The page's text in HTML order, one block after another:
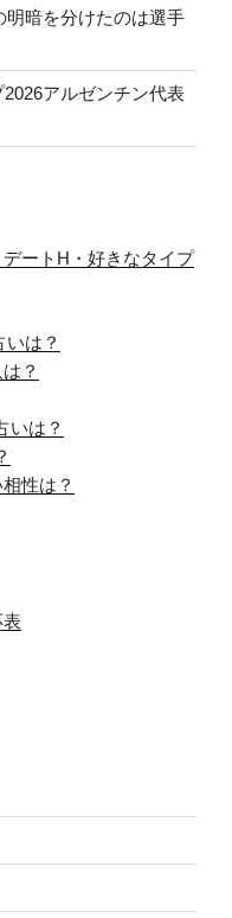
明暗を分けたのは選手
アルゼンチン代表
デートH・好きなタイプ
は？
？
いは？
性は？
表